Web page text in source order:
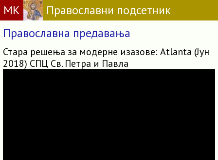
МК
Православни подсетник
Православна предавања
Стара решења за модерне изазове: Atlanta (Јун
2018) СПЦ Св. Петра и Павла